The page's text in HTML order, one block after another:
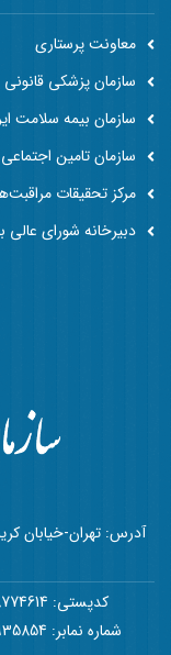
آدرس: تهران-خیابان
کدپستی: 1598774614
شماره نمابر: 02188935854
معاونت پرستاری
سازمان پزشکی قانونی
سازمان بیمه سلامت
سازمان تامین اجتماعی
مرکز تحقیقات
دبیرخانه شورای